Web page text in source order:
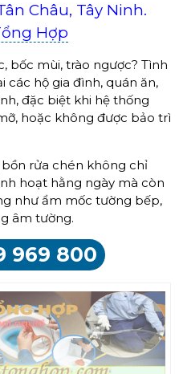
Châu, Tây Ninh.
Hợp
bốc mùi, trào ngược? Tình
các hộ gia đình, quán ăn,
đặc biệt khi hệ thống
hoặc không được bảo trì
rửa chén không chỉ
hoạt hằng ngày mà còn
như ẩm mốc tường bếp,
âm tường.
969 800